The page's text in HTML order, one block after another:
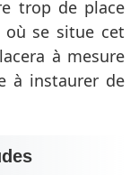
trop de place
où se situe cet
à mesure
à instaurer de